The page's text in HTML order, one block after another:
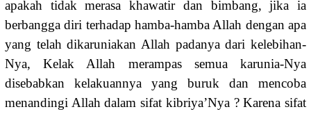
apakah tidak merasa khawatir dan bimbang, jika ia
berbangga diri terhadap hamba-hamba Allah dengan apa
yang telah dikaruniakan Allah padanya dari kelebihan-
Nya, Kelak Allah merampas semua karunia-Nya
disebabkan kelakuannya yang buruk dan mencoba
menandingi Allah dalam sifat kibriya’Nya ? Karena sifat